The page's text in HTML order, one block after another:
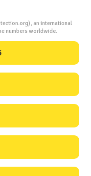
an international
numbers worldwide.